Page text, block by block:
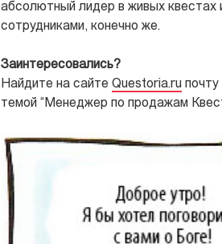
абсолютный лидер в живых квестах
сотрудниками, конечно же.
Заинтересовались?
Найдите на сайте Questoria.ruпочту
темой “Менеджер по продажам